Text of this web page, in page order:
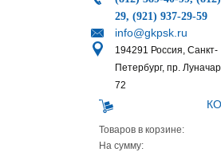
29, (921) 937-29-59
info@gkpsk.ru
194291 Россия, Санкт-
Петербург, пр.
72
Товаров в корзине:
На сумму: